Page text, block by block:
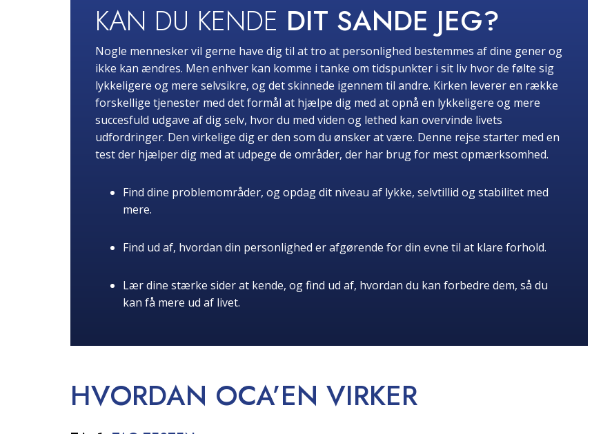
KAN DU KENDE DIT SANDE JEG?
Nogle mennesker vil gerne have dig til at tro at personlighed bestemmes af dine gener og
ikke kan ændres. Men enhver kan komme i tanke om tidspunkter i sit liv hvor de følte sig
lykkeligere og mere selvsikre, og det skinnede igennem til andre. Kirken leverer en række
forskellige tjenester med det formål at hjælpe dig med at opnå en lykkeligere og mere
succesfuld udgave af dig selv, hvor du med viden og lethed kan overvinde livets
udfordringer. Den virkelige dig er den som du ønsker at være. Denne rejse starter med en
test der hjælper dig med at udpege de områder, der har brug for mest opmærksomhed.
Find dine problemområder, og opdag dit niveau af lykke, selvtillid og stabilitet med
mere.
Find ud af, hvordan din personlighed er afgørende for din evne til at klare forhold.
Lær dine stærke sider at kende, og find ud af, hvordan du kan forbedre dem, så du
kan få mere ud af livet.
HVORDAN OCA’EN VIRKER